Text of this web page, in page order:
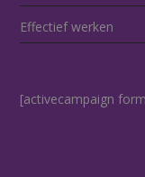
Effectief werken
[activecampaign